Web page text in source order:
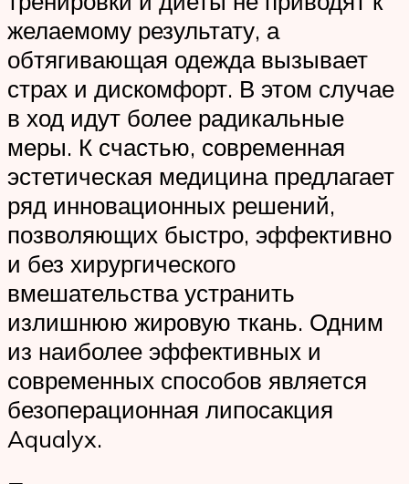
желаемому результату, а
обтягивающая одежда вызывает
страх и дискомфорт. В этом случае
в ход идут более радикальные
меры. К счастью, современная
эстетическая медицина предлагает
ряд инновационных решений,
позволяющих быстро, эффективно
и без хирургического
вмешательства устранить
излишнюю жировую ткань. Одним
из наиболее эффективных и
современных способов является
безоперационная липосакция
Aqualyx.